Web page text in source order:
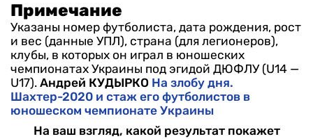
Примечание
Указаны номер футболиста, дата рождения, рост
и вес (данные УПЛ), страна (для легионеров),
клубы, в которых он играл в юношеских
чемпионатах Украины под эгидой ДЮФЛУ (U14 —
U17). Андрей КУДЫРКО На злобу дня.
Шахтер-2020 и стаж его футболистов в
юношеском чемпионате Украины
На ваш взгляд, какой результат покажет